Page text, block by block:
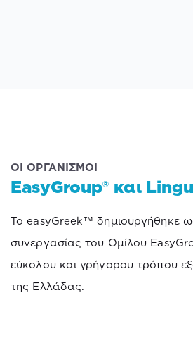
ΟΙ ΟΡΓΑΝΙΣΜΟΙ
EasyGroup® και
Το easyGreek™ δημιουργήθηκε
συνεργασίας του Ομίλου
εύκολου και γρήγορου τρόπου
της Ελλάδας.